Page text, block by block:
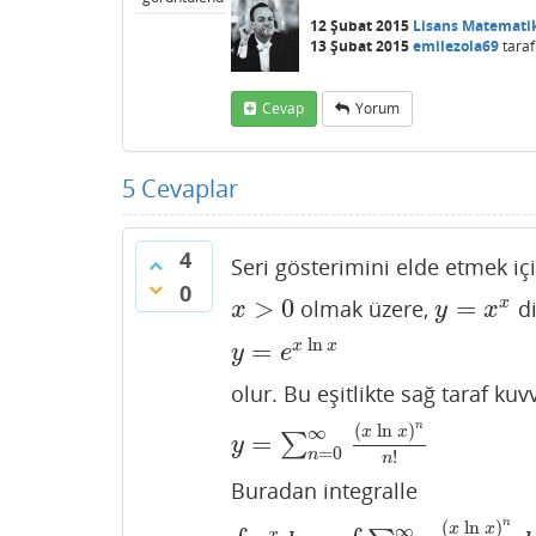
12 Şubat 2015 Lisans
13 Şubat 2015emilezola69
Cevap Yorum
5 Cevaplar
4
0
Seri gösterimini elde etmek
x > 0
x> 0 olmak üzere,y = xx
y=xx
y = ex ln x
y=ex lnx
olur. Bu eşitlikte sağ taraf
y = ∑∞
n=0
(x ln x)n
n!
y=∑n =0∞(xlnx)nn!
Buradan integralle
∞ (x ln x)n